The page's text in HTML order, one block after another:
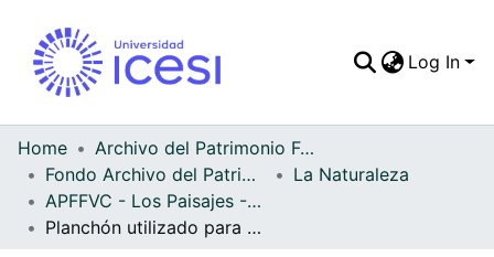
Statistics
Log In
Home
Archivo del Patrimonio Fotográfico y Fílmico del Valle del Cauca
Fondo Archivo del Patrimonio Fotográfico y Fílmico del Valle del Cauca
La Naturaleza
APFFVC - Los Paisajes - Patrimonial
Planchón utilizado para el paso de los jeep sobre el Cauca